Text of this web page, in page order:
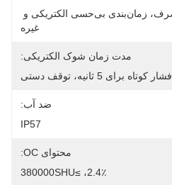
غیره
مدت زمان شوک الکتریکی:
فشار کوتاه برای 5 ثانیه، توقف دستی
ضد آب:
IP57
محتوای OC:
2.4٪، ≥380000SHU